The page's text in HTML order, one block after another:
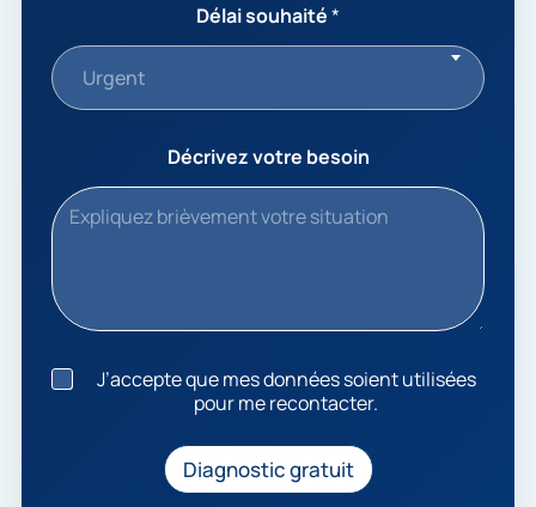
Délai souhaité*
Urgent
Décrivez votre besoin
J
’
J’accepte que mes données soient utilisées
pour me recontacter.
Diagnostic gratuit